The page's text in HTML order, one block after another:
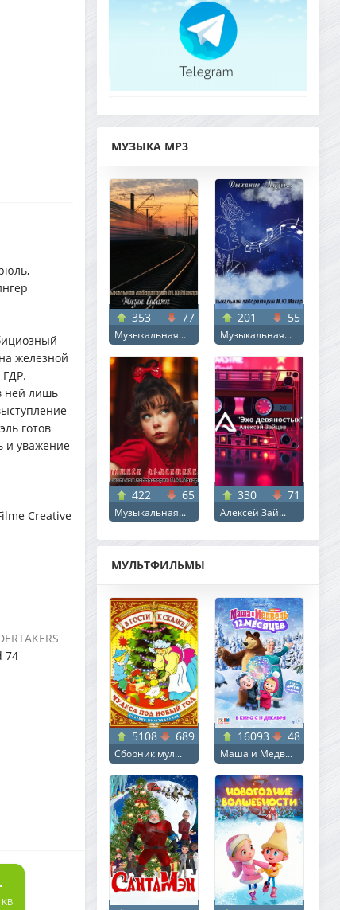
железной
ней лишь
готов
и уважение
Creative
74
NEW-TEAM | D | ПИФАГОР
МУЗЫКА MP3
353 77
Музыкальная...
201 55
Музыкальная...
422 65
Музыкальная...
330 71
Алексей Зай...
МУЛЬТФИЛЬМЫ
5108 689
Сборник мул...
16093 48
Маша и Медв...